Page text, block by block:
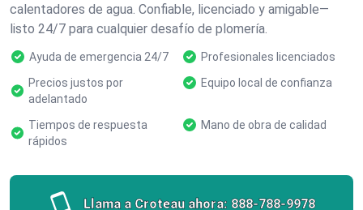
calentadores de agua. Confiable, licenciado y amigable—
listo 24/7 para cualquier desafío de plomería.
Ayuda de emergencia 24/7
Profesionales licenciados
Precios justos por
adelantado
Equipo local de confianza
Tiempos de respuesta
rápidos
Mano de obra de calidad
Llama a Croteau ahora: 888-788-9978